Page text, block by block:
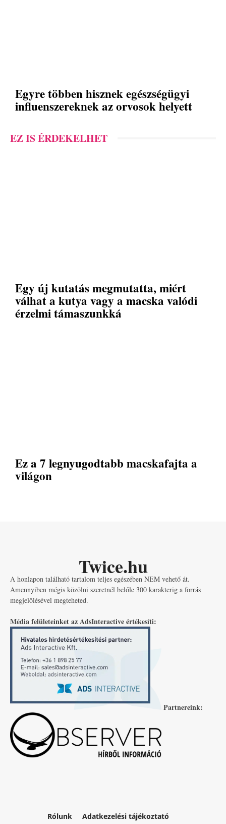
Egyre többen hisznek egészségügyi
influenszereknek az orvosok helyett
EZ IS ÉRDEKELHET
Egy új kutatás megmutatta, miért
válhat a kutya vagy a macska valódi
érzelmi támaszunkká
Ez a 7 legnyugodtabb macskafajta a
világon
Twice.hu
A honlapon található tartalom teljes egészében NEM vehető át.
Amennyiben mégis közölni szeretnél belőle 300 karakterig a forrás
megjelölésével megteheted.
Média felületeinket az AdsInteractive értékesíti:
Partnereink:
Rólunk Adatkezelési tájékoztató